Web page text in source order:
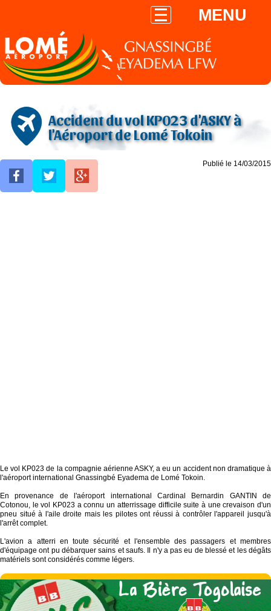
MENU
Accident du vol KP023 d'ASKY à
l'Aéroport de Lomé Tokoin
Publié le 14/03/2015
Le vol KP023 de la compagnie aérienne ASKY, a eu un accident non dramatique à
l'aéroport international Gnassingbé Eyadema de Lomé Tokoin.
En provenance de l'aéroport international Cardinal Bernardin GANTIN de
Cotonou, le vol KP023 a connu un atterrissage difficile suite à une crevaison d'un
pneu situé à l'aile droite mais les pilotes ont réussi à contrôler l'appareil jusqu'à
l'arrêt complet.
L'avion a atterri en toute sécurité et l'ensemble des passagers et membres
d'équipage ont pu débarquer sains et saufs. Il n'y a pas eu de blessé et les dégâts
matériels sont considérés comme légers.